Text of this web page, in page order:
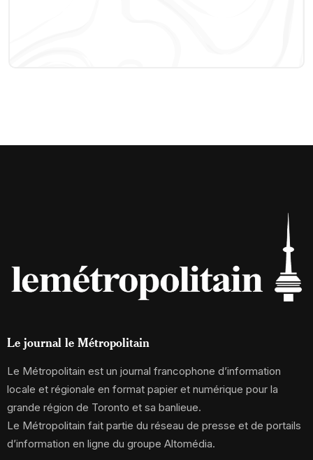
Le journal le Métropolitain
Le Métropolitain est un journal francophone d’information
locale et régionale en format papier et numérique pour la
grande région de Toronto et sa banlieue.
Le Métropolitain fait partie du réseau de presse et de portails
d’information en ligne du groupe Altomédia.